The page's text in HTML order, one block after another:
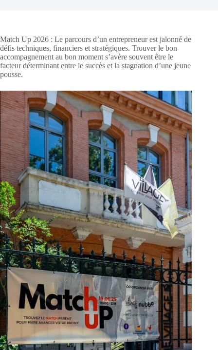
Match Up 2026 : Le parcours d’un entrepreneur est jalonné de
défis techniques, financiers et stratégiques. Trouver le bon
accompagnement au bon moment s’avère souvent être le
facteur déterminant entre le succès et la stagnation d’une jeune
pousse.